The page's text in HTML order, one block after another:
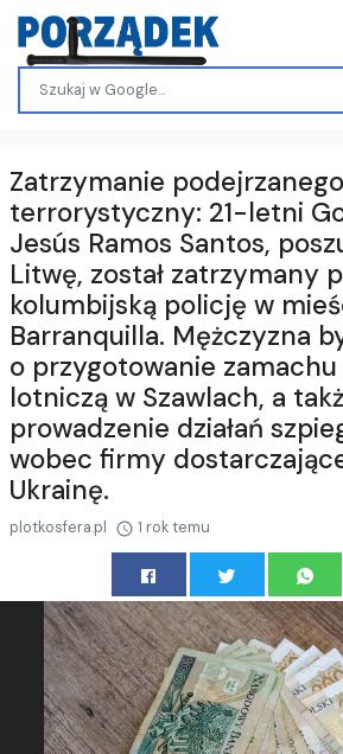
Zatrzymanie
terrorystyczny: 21-letni
Jesús Ramos Santos,
Litwę, został zatrzymany
kolumbijską policję w
Barranquilla. Mężczyzna
o przygotowanie zamachu
lotniczą w Szawlach, a
prowadzenie działań
wobec firmy
Ukrainę.
plotkosfera.pl 1 rok temu